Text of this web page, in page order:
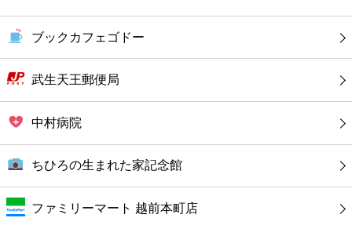
公共
ブックカフェゴドー
武生天王郵便局
中村病院
ちひろの生まれた家記念館
ファミリーマート 越前本町店